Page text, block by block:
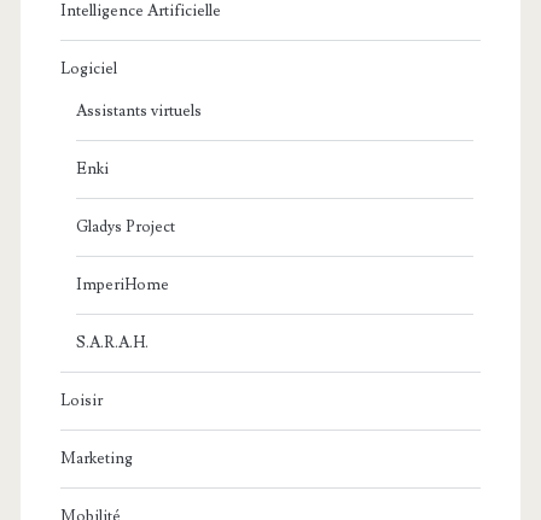
Intelligence Artificielle
Logiciel
Assistants virtuels
Enki
Gladys Project
ImperiHome
S.A.R.A.H.
Loisir
Marketing